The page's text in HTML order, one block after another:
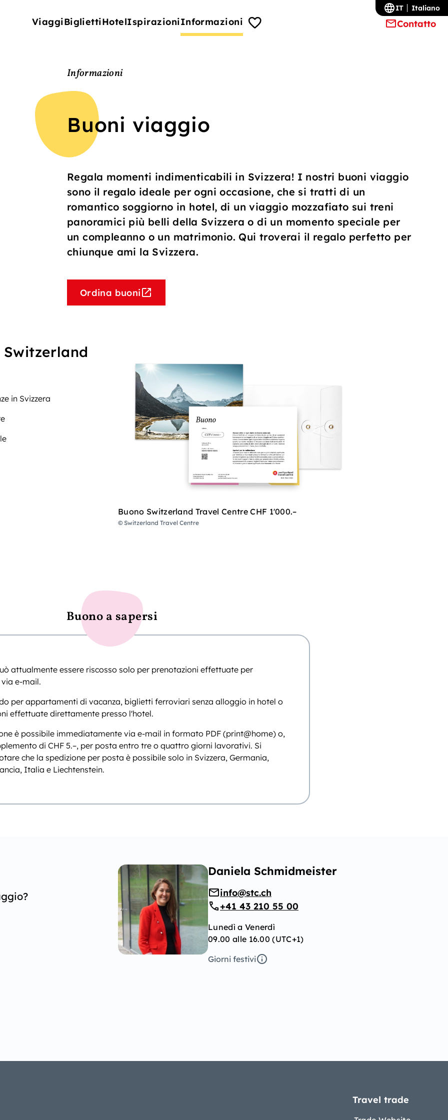
ViaggiBigliettiHotelIspirazioniInformazioni Contatto
IT Italiano
Informazioni
Buoni viaggio
Regala momenti indimenticabili in Svizzera! I nostri buoni viaggio
sono il regalo ideale per ogni occasione, che si tratti di un
romantico soggiorno in hotel, di un viaggio mozzafiato sui treni
panoramici più belli della Svizzera o di un momento speciale per
un compleanno o un matrimonio. Qui troverai il regalo perfetto per
chiunque ami la Svizzera.
Ordina buoni
Switzerland
in Svizzera
Buono Switzerland Travel Centre CHF 1'000.–
© Switzerland Travel Centre
Buono a sapersi
attualmente essere riscosso solo per prenotazioni effettuate per
e-mail.
per appartamenti di vacanza, biglietti ferroviari senza alloggio in hotel o
effettuate direttamente presso l'hotel.
è possibile immediatamente via e-mail in formato PDF (print@home) o,
di CHF 5.–, per posta entro tre o quattro giorni lavorativi. Si
che la spedizione per posta è possibile solo in Svizzera, Germania,
Italia e Liechtenstein.
Daniela Schmidmeister
info@stc.ch
+41 43 210 55 00
Lunedì a Venerdì
09.00 alle 16.00 (UTC+1)
Giorni festivi
Travel trade